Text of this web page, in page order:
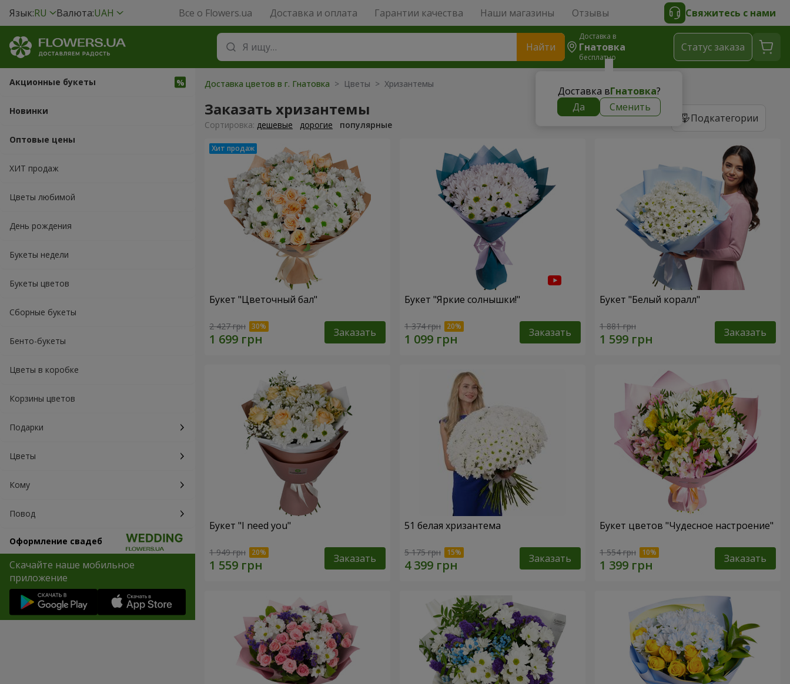
Язык:RU Валюта:UAH Все о Flowers.ua Доставка и оплата Гарантии качества Наши магазины Отзывы Свяжитесь с нами
Найти
Доставка в
Гнатовка
бесплатно
Доставка вГнатовка?
Да
Сменить
Cтатус заказа
Акционные букеты
Новинки
Оптовые цены
ХИТ продаж
Цветы любимой
День рождения
Букеты недели
Букеты цветов
Сборные букеты
Бенто-букеты
Цветы в коробке
Корзины цветов
Подарки
Цветы
Кому
Повод
Оформление свадеб
Скачайте наше мобильное
приложение
Доставка цветов в г. Гнатовка > Цветы > Хризантемы
Заказать хризантемы Подкатегории
Cортировка: дешевые дорогие популярные
Букет "Цветочный бал"
2 427 грн Заказать
Букет "Яркие солнышки!"
1 374 грн Заказать
Букет "Белый коралл"
1 881 грн Заказать
Букет "I need you"
1 949 грн Заказать
51 белая хризантема
5 175 грн Заказать
Букет цветов "Чудесное настроение"
1 554 грн Заказать